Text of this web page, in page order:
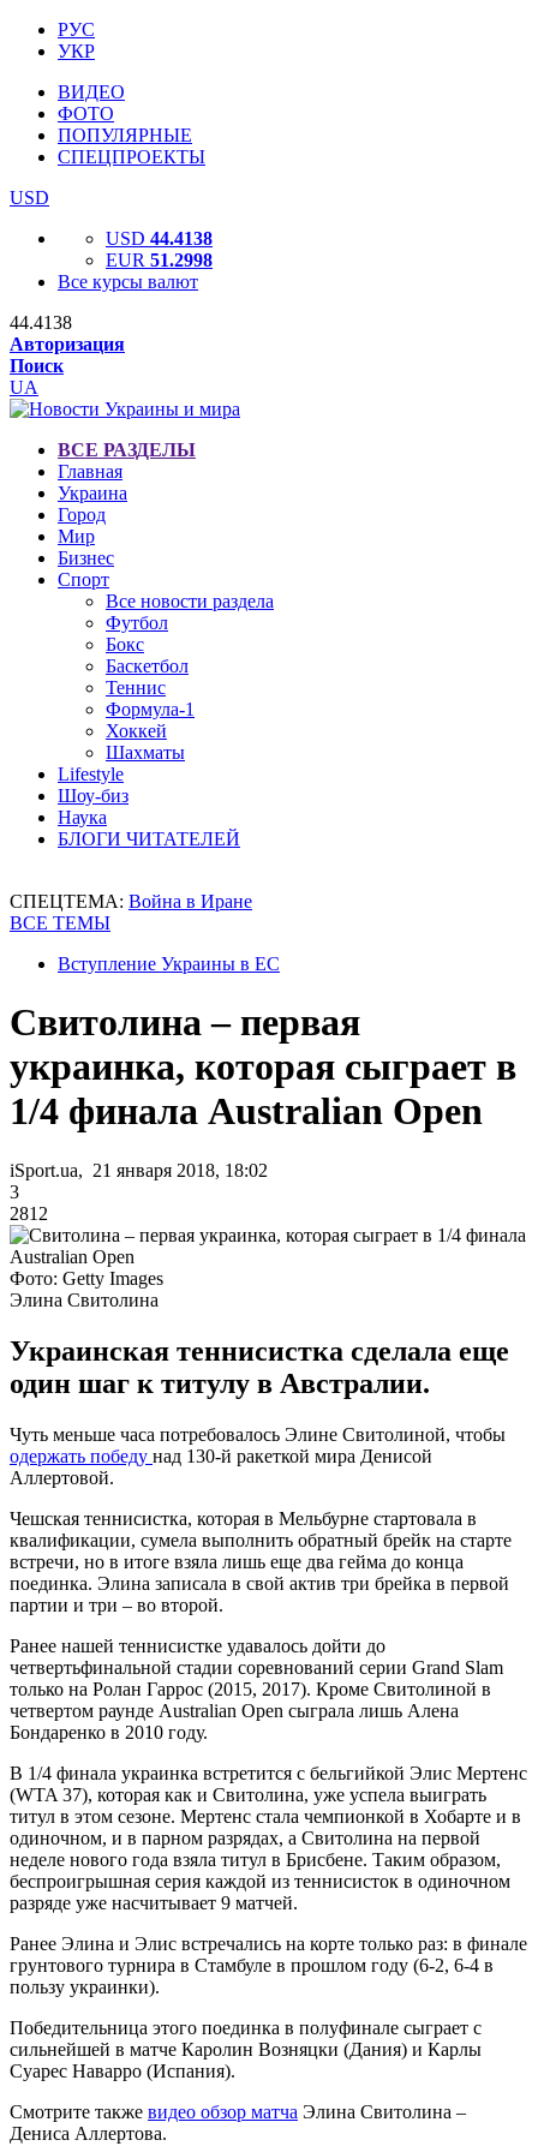
РУС
УКР
ВИДЕО
ФОТО
ПОПУЛЯРНЫЕ
СПЕЦПРОЕКТЫ
USD
USD 44.4138
EUR 51.2998
Все курсы валют
44.4138
Авторизация
Поиск
UA
ВСЕ РАЗДЕЛЫ
Главная
Украина
Город
Мир
Бизнес
Спорт
Все новости раздела
Футбол
Бокс
Баскетбол
Теннис
Формула-1
Хоккей
Шахматы
Lifestyle
Шоу-биз
Наука
БЛОГИ ЧИТАТЕЛЕЙ
СПЕЦТЕМА: Война в Иране
ВСЕ ТЕМЫ
Вступление Украины в ЕС
Свитолина – первая
украинка, которая сыграет в
1/4 финала Australian Open
iSport.ua, 21 января 2018, 18:02
3
2812
Фото: Getty Images
Элина Свитолина
Украинская теннисистка сделала еще
один шаг к титулу в Австралии.
Чуть меньше часа потребовалось Элине Свитолиной, чтобы
одержать победу над 130-й ракеткой мира Денисой
Аллертовой.
Чешская теннисистка, которая в Мельбурне стартовала в
квалификации, сумела выполнить обратный брейк на старте
встречи, но в итоге взяла лишь еще два гейма до конца
поединка. Элина записала в свой актив три брейка в первой
партии и три – во второй.
Ранее нашей теннисистке удавалось дойти до
четвертьфинальной стадии соревнований серии Grand Slam
только на Ролан Гаррос (2015, 2017). Кроме Свитолиной в
четвертом раунде Australian Open сыграла лишь Алена
Бондаренко в 2010 году.
В 1/4 финала украинка встретится с бельгийкой Элис Мертенс
(WTA 37), которая как и Свитолина, уже успела выиграть
титул в этом сезоне. Мертенс стала чемпионкой в Хобарте и в
одиночном, и в парном разрядах, а Свитолина на первой
неделе нового года взяла титул в Брисбене. Таким образом,
беспроигрышная серия каждой из теннисисток в одиночном
разряде уже насчитывает 9 матчей.
Ранее Элина и Элис встречались на корте только раз: в финале
грунтового турнира в Стамбуле в прошлом году (6-2, 6-4 в
пользу украинки).
Победительница этого поединка в полуфинале сыграет с
сильнейшей в матче Каролин Возняцки (Дания) и Карлы
Суарес Наварро (Испания).
Смотрите также видео обзор матча Элина Свитолина –
Дениса Аллертова.